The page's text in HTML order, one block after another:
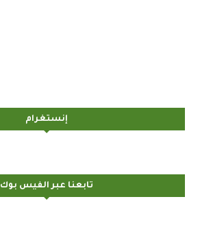
إنستغرام
تابعنا عبر الفيس بوك